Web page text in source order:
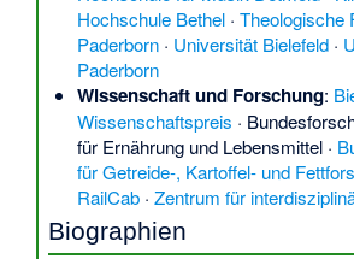
Hochschule Bethel ·Theologische
Paderborn · Universität Bielefeld ·
Paderborn
Wissenschaft und Forschung:
Wissenschaftspreis ·
für Ernährung und Lebensmittel ·
für Getreide-, Kartoffel- und
RailCab ·Zentrum für
Biographien